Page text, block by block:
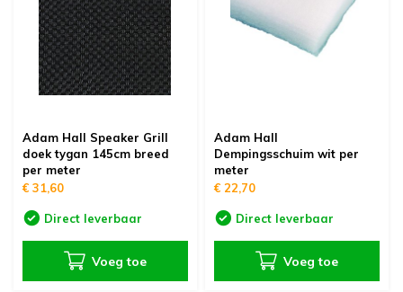
Adam Hall Speaker Grill
doek tygan 145cm breed
per meter
€ 31,60
Direct leverbaar
Voeg toe
Adam Hall
Dempingsschuim wit per
meter
€ 22,70
Direct leverbaar
Voeg toe